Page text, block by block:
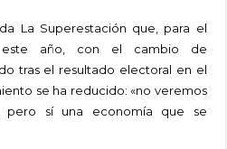
La Superestación que, para el
este año, con el cambio de
tras el resultado electoral en el
se ha reducido: «no veremos
pero sí una economía que se